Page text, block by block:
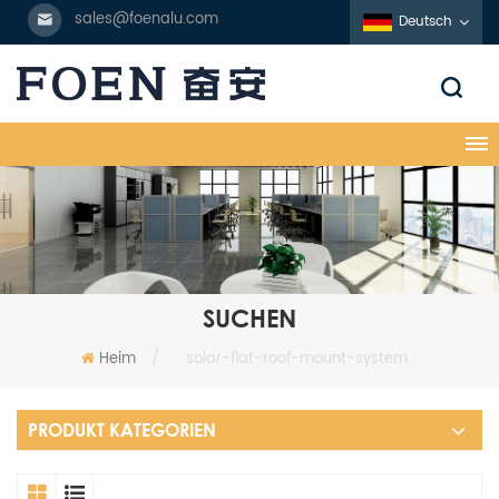
sales@foenalu.com Deutsch
SUCHEN
Heim / solar-flat-roof-mount-system
PRODUKT KATEGORIEN